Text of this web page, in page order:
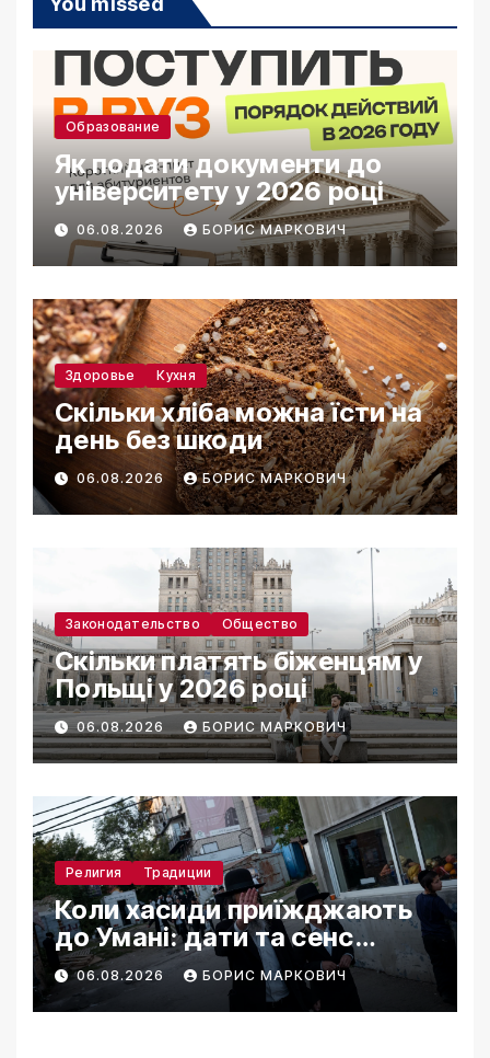
Образование
Як подати документи до
університету у 2026 році
06.08.2026 БОРИС МАРКОВИЧ
Здоровье Кухня
Скільки хліба можна їсти на
день без шкоди
06.08.2026 БОРИС МАРКОВИЧ
Законодательство Общество
Скільки платять біженцям у
Польщі у 2026 році
06.08.2026 БОРИС МАРКОВИЧ
Религия Традиции
Коли хасиди приїжджають
до Умані: дати та сенс
паломництва
06.08.2026 БОРИС МАРКОВИЧ